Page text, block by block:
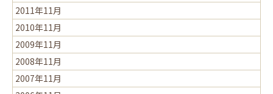
2011年11月
2010年11月
2009年11月
2008年11月
2007年11月